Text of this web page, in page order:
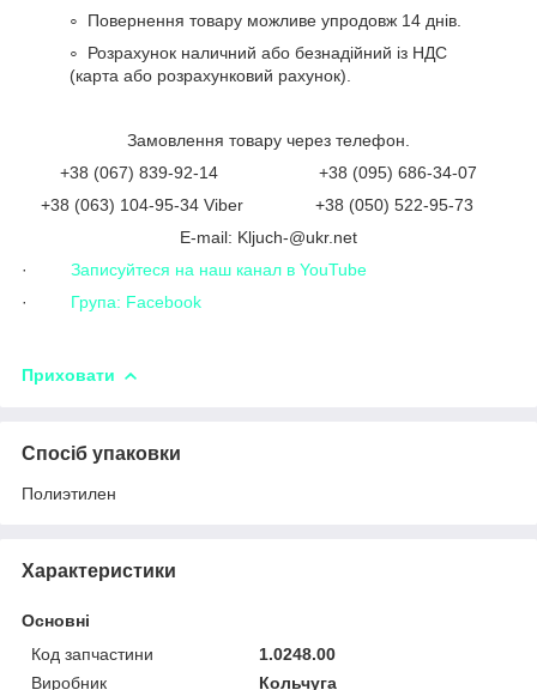
Повернення товару можливе упродовж 14 днів.
Розрахунок наличний або безнадійний із НДС
(карта або розрахунковий рахунок).
Замовлення товару через телефон.
+38 (067) 839-92-14 +38 (095) 686-34-07
+38 (063) 104-95-34 Viber +38 (050) 522-95-73
Е-mail: Kljuch-@ukr.net
· Записуйтеся на наш канал в YouTube
· Група: Facebook
Приховати
Спосіб упаковки
Полиэтилен
Характеристики
Основні
Код запчастини
1.0248.00
Виробник
Кольчуга